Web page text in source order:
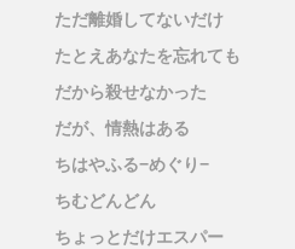
ただ離婚してないだけ
たとえあなたを忘れても
だから殺せなかった
だが、情熱はある
ちはやふる−めぐり−
ちむどんどん
ちょっとだけエスパー